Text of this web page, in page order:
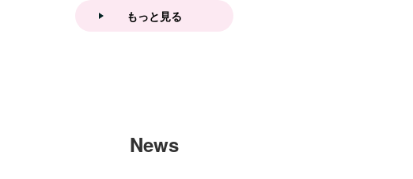
イスver.」 キュアエクレ
もっと見る
News